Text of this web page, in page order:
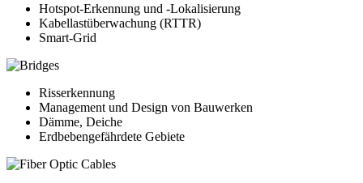
Hotspot-Erkennung und -Lokalisierung
Kabellastüberwachung (RTTR)
Smart-Grid
Risserkennung
Management und Design von Bauwerken
Dämme, Deiche
Erdbebengefährdete Gebiete